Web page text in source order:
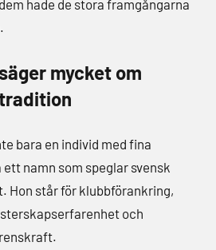
hade de stora framgångarna
mycket om
bara en individ med fina
namn som speglar svensk
Hon står för klubbförankring,
och